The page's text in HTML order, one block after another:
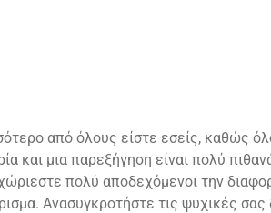
από όλους είστε εσείς, καθώς
και μια παρεξήγηση είναι πολύ
πολύ αποδεχόμενοι την
Ανασυγκροτήστε τις ψυχικές